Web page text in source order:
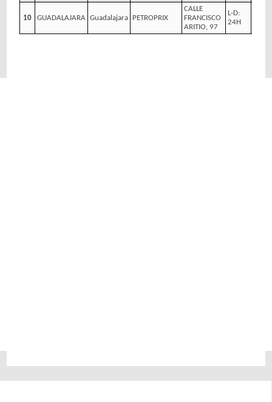
10 GUADALAJARA Guadalajara PETROPRIX
CALLE
FRANCISCO
ARITIO, 97
L-D:
24H